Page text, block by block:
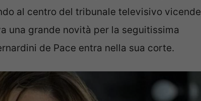
al centro del tribunale televisivo vicende
una grande novità per la seguitissima
de Pace entra nella sua corte.